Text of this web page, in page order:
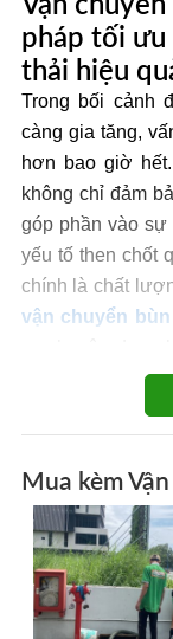
pháp tối
thải hiệu
Trong bối cảnh
càng gia tăng,
hơn bao giờ
không chỉ đảm
góp phần vào sự
yếu tố then chốt
chính là chất
vận chuyển
trang thiết bị
Bài viết này sẽ
quan trọng này.
Giới thiệu
sinh
Công ty Môi
những đơn vị
Mua kèm